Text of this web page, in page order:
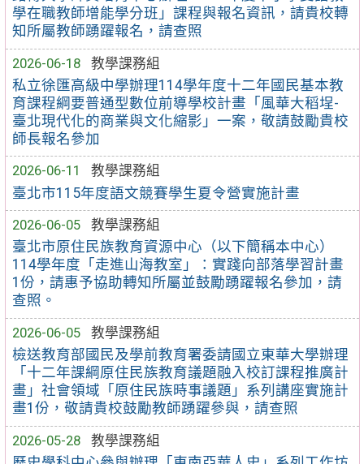
學在職教師增能學分班」課程與報名資訊，請貴校轉
知所屬教師踴躍報名，請查照
2026-06-18
教學課務組
私立徐匯高級中學辦理114學年度十二年國民基本教
育課程綱要普通型數位前導學校計畫「風華大稻埕-
臺北現代化的商業與文化縮影」一案，敬請鼓勵貴校
師長報名參加
2026-06-11
教學課務組
臺北市115年度語文競賽學生夏令營實施計畫
2026-06-05
教學課務組
臺北市原住民族教育資源中心（以下簡稱本中心）
114學年度「走進山海教室」：實踐向部落學習計畫
1份，請惠予協助轉知所屬並鼓勵踴躍報名參加，請
查照。
2026-06-05
教學課務組
檢送教育部國民及學前教育署委請國立東華大學辦理
「十二年課綱原住民族教育議題融入校訂課程推廣計
畫」社會領域「原住民族時事議題」系列講座實施計
畫1份，敬請貴校鼓勵教師踴躍參與，請查照
2026-05-28
教學課務組